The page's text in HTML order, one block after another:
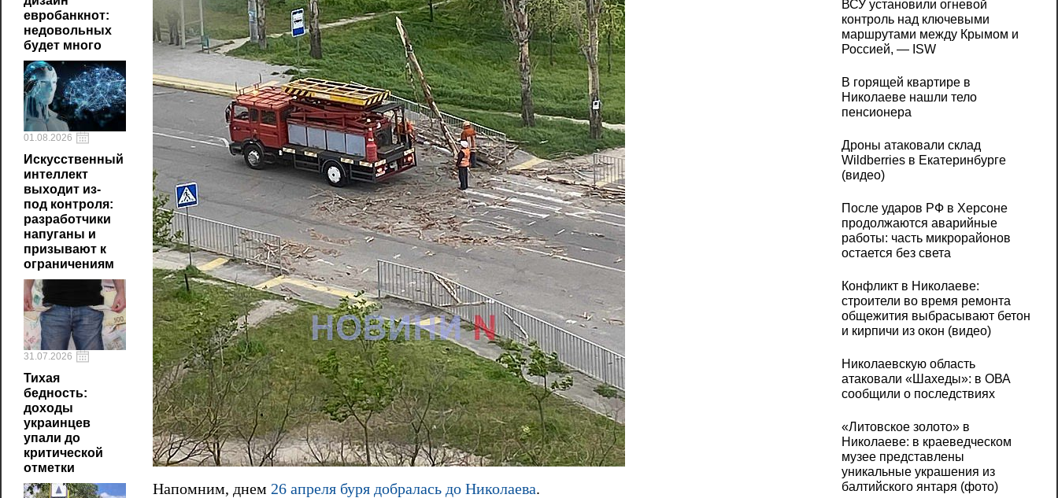
евробанкнот:
недовольных
будет много
01.08.2026
Искусственный
интеллект
выходит из-
под контроля:
разработчики
напуганы и
призывают к
ограничениям
31.07.2026
Тихая
бедность:
доходы
украинцев
упали до
критической
отметки
Напомним, днем 26 апреля буря добралась до Николаева.
ВСУ установили огневой
контроль над ключевыми
маршрутами между Крымом и
Россией, — ISW
В горящей квартире в
Николаеве нашли тело
пенсионера
Дроны атаковали склад
Wildberries в Екатеринбурге
(видео)
После ударов РФ в Херсоне
продолжаются аварийные
работы: часть микрорайонов
остается без света
Конфликт в Николаеве:
строители во время ремонта
общежития выбрасывают бетон
и кирпичи из окон (видео)
Николаевскую область
атаковали «Шахеды»: в ОВА
сообщили о последствиях
«Литовское золото» в
Николаеве: в краеведческом
музее представлены
уникальные украшения из
балтийского янтаря (фото)